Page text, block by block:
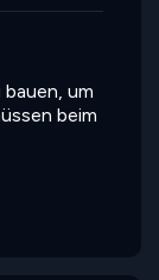
um
beim